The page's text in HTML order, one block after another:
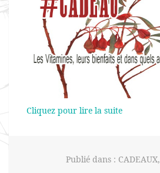
Cliquez pour lire la suite
Publié dans : CADEAUX,